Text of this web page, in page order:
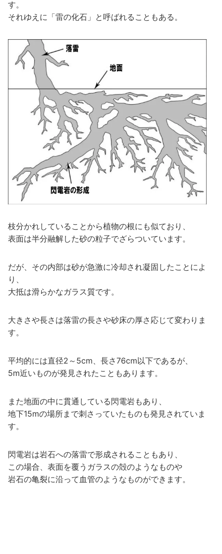
す。
それゆえに「雷の化石」と呼ばれることもある。
枝分かれしていることから植物の根にも似ており、
表面は半分融解した砂の粒子でざらついています。
だが、その内部は砂が急激に冷却され凝固したことによ
り、
大抵は滑らかなガラス質です。
大きさや長さは落雷の長さや砂床の厚さ応じて変わりま
す。
平均的には直径2～5cm、長さ76cm以下であるが、
5m近いものが発見されたこともあります。
また地面の中に貫通している閃電岩もあり、
地下15mの場所まで刺さっていたものも発見されていま
す。
閃電岩は岩石への落雷で形成されることもあり、
この場合、表面を覆うガラスの殻のようなものや
岩石の亀裂に沿って血管のようなものができます。